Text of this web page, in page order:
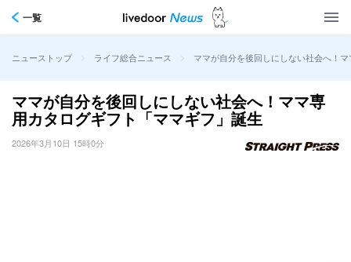
一覧
ニューストップ > ライフ総合ニュース > ママが自分を後回しにしない社会へ！
ママが自分を後回しにしない社会へ！ママ専
用カタログギフト「ママギフ」誕生
2026年3月10日 15時0分